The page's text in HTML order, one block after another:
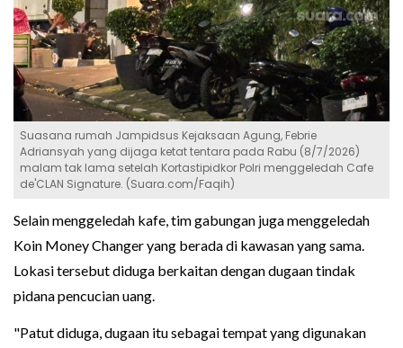
Suasana rumah Jampidsus Kejaksaan Agung, Febrie
Adriansyah yang dijaga ketat tentara pada Rabu (8/7/2026)
malam tak lama setelah Kortastipidkor Polri menggeledah Cafe
de'CLAN Signature. (Suara.com/Faqih)
Selain menggeledah kafe, tim gabungan juga menggeledah
Koin Money Changer yang berada di kawasan yang sama.
Lokasi tersebut diduga berkaitan dengan dugaan tindak
pidana pencucian uang.
"Patut diduga, dugaan itu sebagai tempat yang digunakan